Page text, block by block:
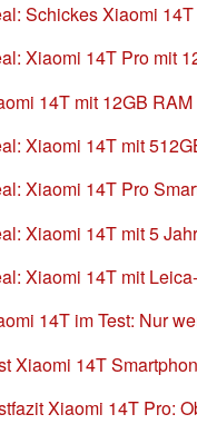
Schickes Xiaomi
Xiaomi 14T Pro mit
14T mit 12GB
Xiaomi 14T mit
Xiaomi 14T Pro
Xiaomi 14T mit 5
Xiaomi 14T mit
14T im Test: Nur
Xiaomi 14T
Xiaomi 14T Pro: